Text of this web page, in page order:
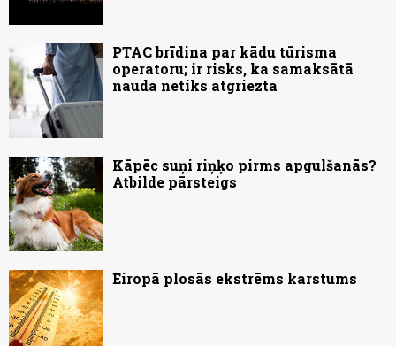
PTAC brīdina par kādu tūrisma
operatoru; ir risks, ka samaksātā
nauda netiks atgriezta
Kāpēc suņi riņķo pirms apgulšanās?
Atbilde pārsteigs
Eiropā plosās ekstrēms karstums